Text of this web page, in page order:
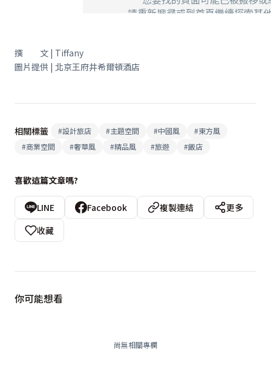
撰 文 | Tiffany
圖片提供 | 北京王府井希爾頓酒店
相關標籤 #設計旅店 #主題空間 #中國風 #東方風
#商業空間 #奢華風 #精品風 #旅遊 #飯店
喜歡這篇文章嗎?
LINE Facebook 複製連結
更多
收藏
你可能想看
尚無相關專欄